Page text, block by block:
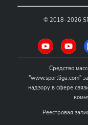
© 2018–2026
Средство
"www.sportliga.com"
надзору в сфере
Реестровая